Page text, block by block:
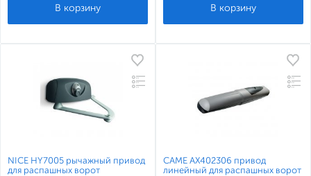
NICE HY7005 рычажный привод
для распашных ворот
CAME AX402306 привод
линейный для распашных ворот